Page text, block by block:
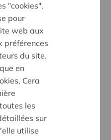
16x6m
et bienveillants pour
"cookies",
pour
web aux
préférences
du site.
en
Cera
les
sur
utilise